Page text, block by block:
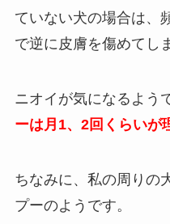
ていない犬の場合は、
で逆に皮膚を傷めてし
ニオイが気になるよう
ーは月1、2回くらいが
ちなみに、私の周りの
プーのようです。